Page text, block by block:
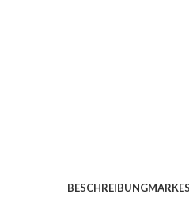
BESCHREIBUNGMARKE